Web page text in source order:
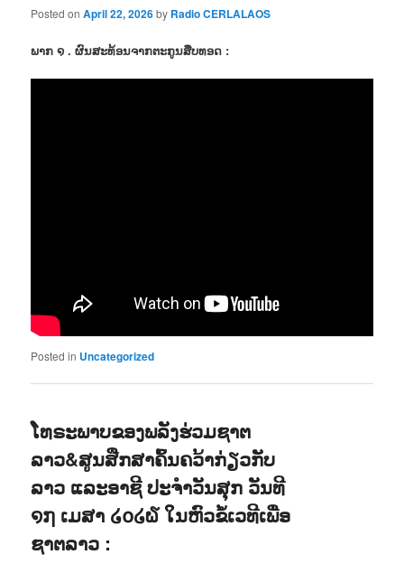
Posted onApril 22, 2026by Radio CERLALAOS
ພາກ ໑ . ຜົນສະທ້ອນຈາກຕະກູນສືບທອດ :
Posted in Uncategorized
ໂທຣະພາບຂອງພລັງຮ່ວມຊາຕ
ລາວ&ສູນສືກສາຄົ້ນຄວ້າກ່ຽວກັບ
ລາວ ແລະອາຊີ ປະຈຳວັນສຸກ ວັນທີ
໑໗ ເມສາ ໒໐໒໖ ໃນຫົວຂໍ້ເວທີເພື່ອ
ຊາຕລາວ :